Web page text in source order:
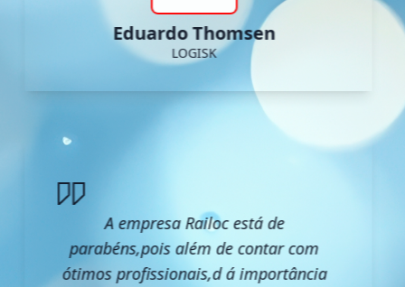
Eduardo Thomsen
LOGISK
A empresa Railoc está de
parabéns,pois além de contar com
ótimos profissionais,d á importância